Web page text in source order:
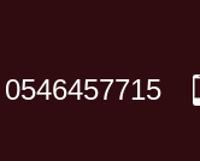
0546457715